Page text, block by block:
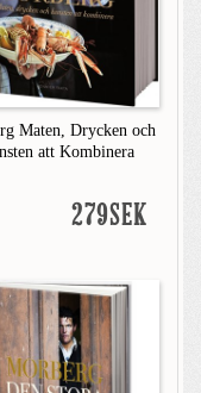
Maten, Drycken och
att Kombinera
279SEK